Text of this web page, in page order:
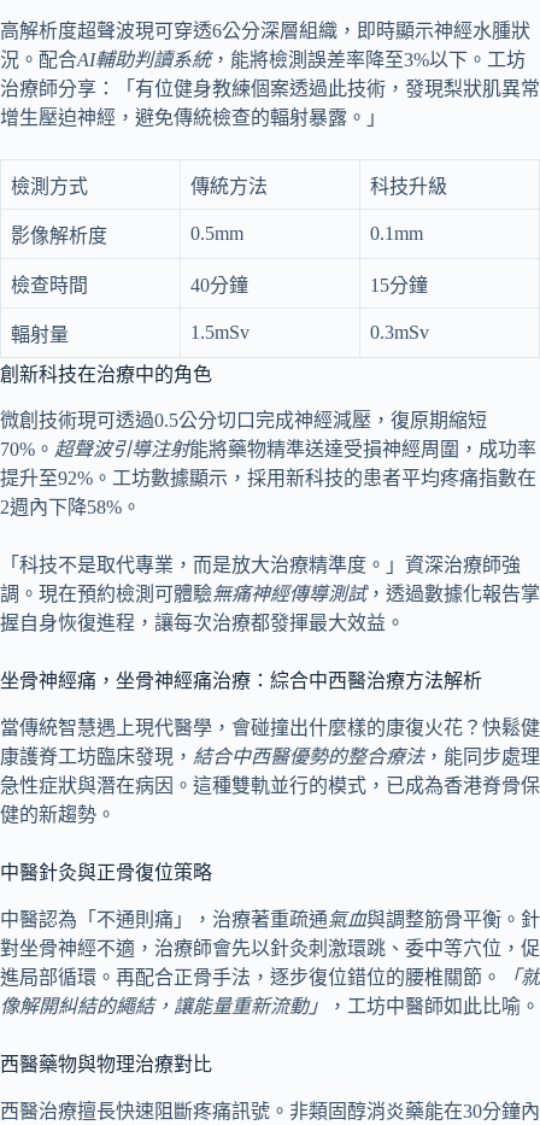
高解析度超聲波現可穿透6公分深層組織，即時顯示神經水腫狀
況。配合AI輔助判讀系統，能將檢測誤差率降至3%以下。工坊
治療師分享：「有位健身教練個案透過此技術，發現梨狀肌異常
增生壓迫神經，避免傳統檢查的輻射暴露。」
檢測方式 傳統方法 科技升級
影像解析度 0.5mm 0.1mm
檢查時間 40分鐘 15分鐘
輻射量 1.5mSv 0.3mSv
創新科技在治療中的角色
微創技術現可透過0.5公分切口完成神經減壓，復原期縮短
70%。 超聲波引導注射能將藥物精準送達受損神經周圍，成功率
提升至92%。工坊數據顯示，採用新科技的患者平均疼痛指數在
2週內下降58%。
「科技不是取代專業，而是放大治療精準度。」資深治療師強
調。現在預約檢測可體驗無痛神經傳導測試，透過數據化報告掌
握自身恢復進程，讓每次治療都發揮最大效益。
坐骨神經痛，坐骨神經痛治療：綜合中西醫治療方法解析
當傳統智慧遇上現代醫學，會碰撞出什麼樣的康復火花？快鬆健
康護脊工坊臨床發現， 結合中西醫優勢的整合療法，能同步處理
急性症狀與潛在病因。這種雙軌並行的模式，已成為香港脊骨保
健的新趨勢。
中醫針灸與正骨復位策略
中醫認為「不通則痛」，治療著重疏通氣血與調整筋骨平衡。針
對坐骨神經不適，治療師會先以針灸刺激環跳、委中等穴位，促
進局部循環。再配合正骨手法，逐步復位錯位的腰椎關節。
「就
像解開糾結的繩結，讓能量重新流動」
，工坊中醫師如此比喻。
西醫藥物與物理治療對比
西醫治療擅長快速阻斷疼痛訊號。非類固醇消炎藥能在30分鐘內